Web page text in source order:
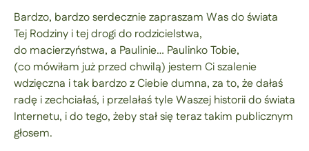
Bardzo, bardzo serdecznie zapraszam Was do świata
Tej Rodziny i tej drogi do rodzicielstwa,
do macierzyństwa, a Paulinie… Paulinko Tobie,
(co mówiłam już przed chwilą) jestem Ci szalenie
wdzięczna i tak bardzo z Ciebie dumna, za to, że dałaś
radę i zechciałaś, i przelałaś tyle Waszej historii do świata
Internetu, i do tego, żeby stał się teraz takim publicznym
głosem.